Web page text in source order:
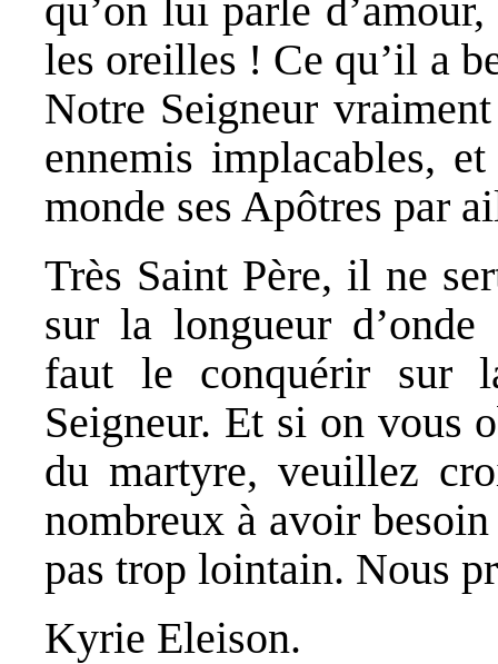
qu’on lui parle
les oreilles ! Ce qu’il a
Notre Seigneur
ennemis implacables,
monde ses Apôtres par
Très Saint Père, il ne
sur la longueur
faut le conquérir sur
Seigneur. Et si on vous
du martyre, veuillez
nombreux à avoir
pas trop lointain. Nous
Kyrie Eleison.